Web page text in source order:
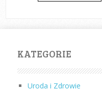
KATEGORIE
Uroda i Zdrowie